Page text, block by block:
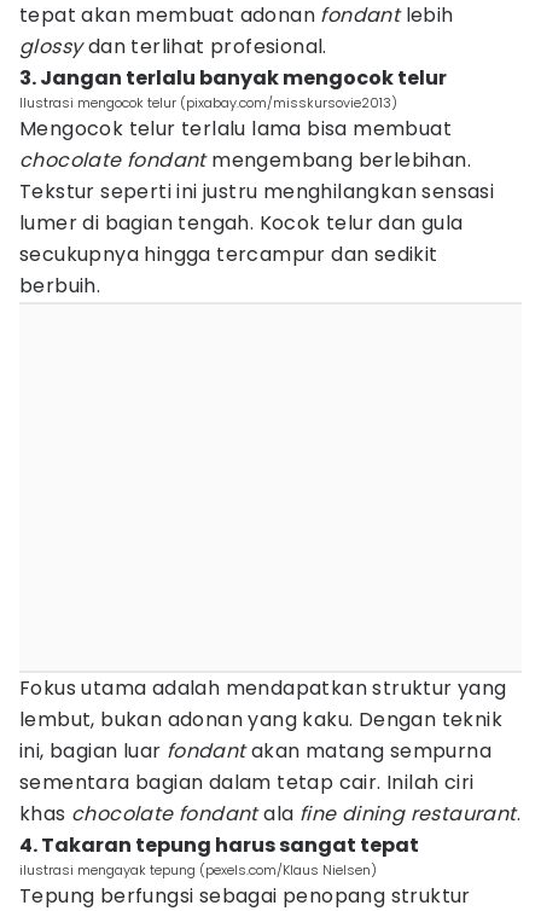
tepat akan membuat adonan fondantlebih
glossydan terlihat profesional.
3. Jangan terlalu banyak mengocok telur
Ilustrasi mengocok telur (pixabay.com/misskursovie2013)
Mengocok telur terlalu lama bisa membuat
chocolate fondantmengembang berlebihan.
Tekstur seperti ini justru menghilangkan sensasi
lumer di bagian tengah. Kocok telur dan gula
secukupnya hingga tercampur dan sedikit
berbuih.
Fokus utama adalah mendapatkan struktur yang
lembut, bukan adonan yang kaku. Dengan teknik
ini, bagian luar fondantakan matang sempurna
sementara bagian dalam tetap cair. Inilah ciri
khas chocolate fondantala fine dining restaurant.
4. Takaran tepung harus sangat tepat
ilustrasi mengayak tepung (pexels.com/Klaus Nielsen)
Tepung berfungsi sebagai penopang struktur